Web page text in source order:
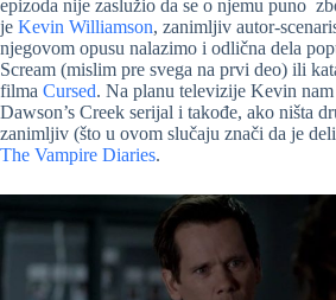
epizoda nije zaslužio da se o njemu puno
je Kevin Williamson, zanimljiv autor-
njegovom opusu nalazimo i odlična dela
Scream (mislim pre svega na prvi deo) ili
filma Cursed. Na planu televizije Kevin
Dawson’s Creek serijal i takođe, ako ništa
zanimljiv (što u ovom slučaju znači da je
The Vampire Diaries.